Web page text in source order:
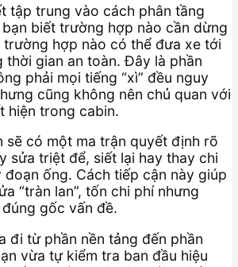
tập trung vào cách phân tầng
biết trường hợp nào cần dừng
trường hợp nào có thể đưa xe tới
thời gian an toàn. Đây là phần
phải mọi tiếng “xì” đều nguy
cũng không nên chủ quan với
hiện trong cabin.
sẽ có một ma trận quyết định rõ
sửa triệt để, siết lại hay thay chi
đoạn ống. Cách tiếp cận này giúp
“tràn lan”, tốn chi phí nhưng
gốc vấn đề.
đi từ phần nền tảng đến phần
vừa tự kiểm tra ban đầu hiệu